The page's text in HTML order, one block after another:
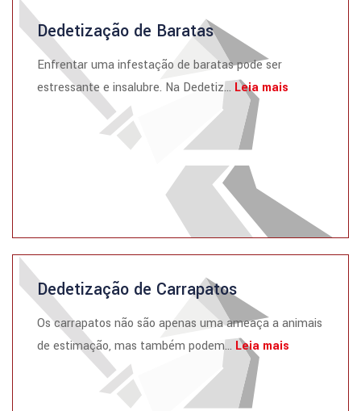
Dedetização de Baratas
Enfrentar uma infestação de baratas pode ser
estressante e insalubre. Na Dedetiz... Leia mais
Dedetização de Carrapatos
Os carrapatos não são apenas uma ameaça a animais
de estimação, mas também podem... Leia mais